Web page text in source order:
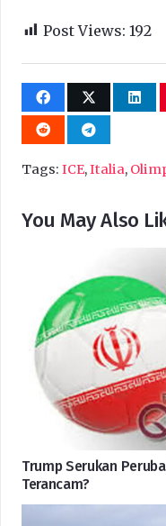
Post Views: 192
Tags: ICE,Italia,
You May Also
Trump Serukan
Terancam?